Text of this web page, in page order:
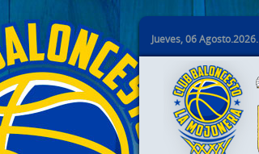
Jueves, 06 Agosto.2026.